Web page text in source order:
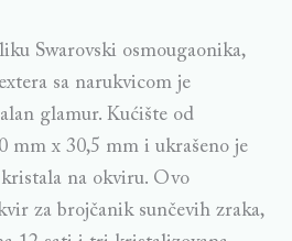
Swarovski osmougaonika,
sa narukvicom je
glamur. Kućište od
mm x 30,5 mm i ukrašeno je
na okviru. Ovo
za brojčanik sunčevih zraka,